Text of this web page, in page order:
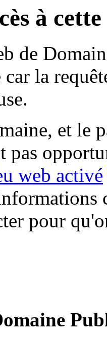
à
de
car la
et le
pas
web activé
pour